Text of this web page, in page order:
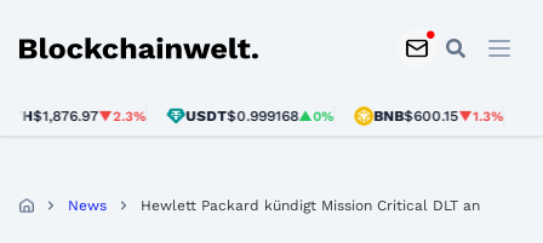
Blockchainwelt
$1,876.97▼2.3% USDT$0.999168▲0% BNB$600.15▼1.3%
News Hewlett Packard kündigt Mission Critical DLT an